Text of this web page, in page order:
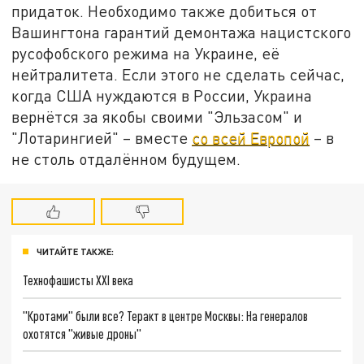
придаток. Необходимо также добиться от
Вашингтона гарантий демонтажа нацистского
русофобского режима на Украине, её
нейтралитета. Если этого не сделать сейчас,
когда США нуждаются в России, Украина
вернётся за якобы своими "Эльзасом" и
"Лотарингией" – вместе со всей Европой – в
не столь отдалённом будущем.
ЧИТАЙТЕ ТАКЖЕ:
Технофашисты XXI века
"Кротами" были все? Теракт в центре Москвы: На генералов
охотятся "живые дроны"